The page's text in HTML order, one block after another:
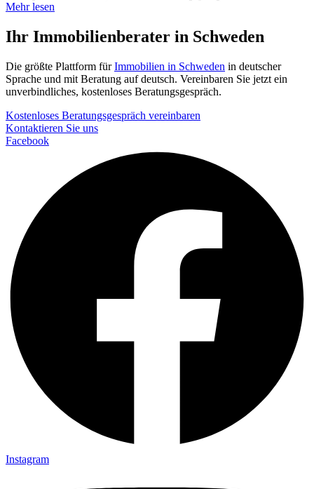
Mehr lesen
Ihr Immobilienberater in Schweden
Die größte Plattform fürImmobilien in Schweden in deutscher
Sprache und mit Beratung auf deutsch. Vereinbaren Sie jetzt ein
unverbindliches, kostenloses Beratungsgespräch.
Kostenloses Beratungsgespräch vereinbaren
Kontaktieren Sie uns
Facebook
Instagram